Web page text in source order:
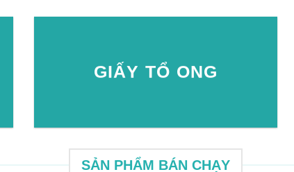
GIẤY TỔ ONG
SẢN PHẨM BÁN CHẠY